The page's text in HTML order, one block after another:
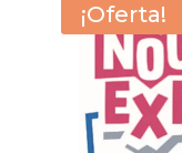
¡Oferta!